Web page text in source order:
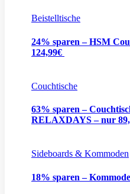
Beistelltische
24% sparen – HSM
124,99€
Couchtische
63% sparen –
RELAXDAYS – nur
Sideboards & Kommoden
18% sparen –